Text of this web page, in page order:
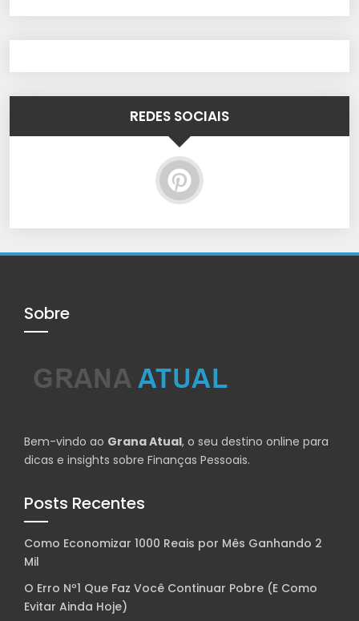
REDES SOCIAIS
Sobre
Bem-vindo ao Grana Atual, o seu destino online para
dicas e insights sobre Finanças Pessoais.
Posts Recentes
Como Economizar 1000 Reais por Mês Ganhando 2
Mil
O Erro Nº1 Que Faz Você Continuar Pobre (E Como
Evitar Ainda Hoje)